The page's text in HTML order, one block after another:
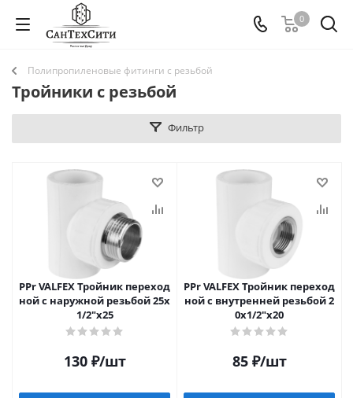
0
Полипропиленовые фитинги с резьбой
Тройники с резьбой
Фильтр
PPr VALFEX Тройник переход
ной с наружной резьбой 25х
1/2"х25
130₽/шт
PPr VALFEX Тройник переход
ной с внутренней резьбой 2
0х1/2"х20
85₽/шт